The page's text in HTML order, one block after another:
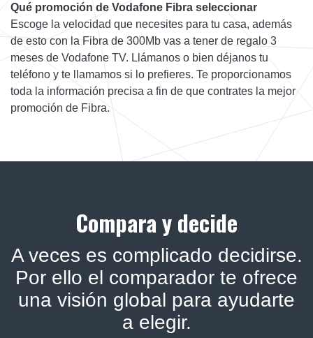
Qué promoción de Vodafone Fibra seleccionar
Escoge la velocidad que necesites para tu casa, además
de esto con la Fibra de 300Mb vas a tener de regalo 3
meses de Vodafone TV. Llámanos o bien déjanos tu
teléfono y te llamamos si lo prefieres. Te proporcionamos
toda la información precisa a fin de que contrates la mejor
promoción de Fibra.
Compara y decide
A veces es complicado decidirse.
Por ello el comparador te ofrece
una visión global para ayudarte
a elegir.